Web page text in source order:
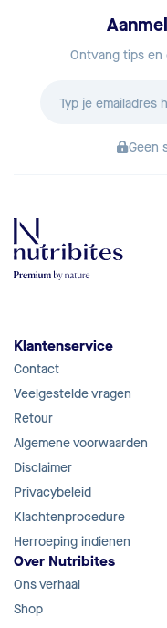
Ontvang tips en
Geen
Klantenservice
Contact
Veelgestelde vragen
Retour
Algemene voorwaarden
Disclaimer
Privacybeleid
Klachtenprocedure
Herroeping indienen
Over Nutribites
Ons verhaal
Shop